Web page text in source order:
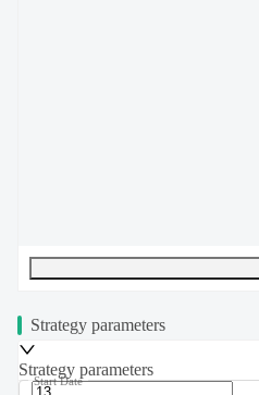
UTF-8271 bytes36 words0 linesLn
Strategy parameters
Strategy parameters
Start Date